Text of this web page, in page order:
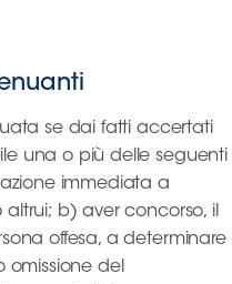
se dai fatti accertati
una o più delle seguenti
immediata a
b) aver concorso, il
offesa, a determinare
omissione del